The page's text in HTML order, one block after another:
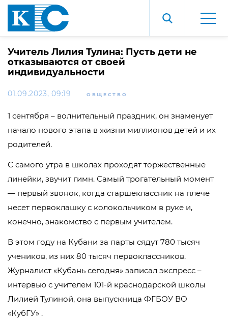
Учитель Лилия Тулина: Пусть дети не
отказываются от своей
индивидуальности
01.09.2023, 09:19 ОБЩЕСТВО
1 сентября – волнительный праздник, он знаменует
начало нового этапа в жизни миллионов детей и их
родителей.
С самого утра в школах проходят торжественные
линейки, звучит гимн. Самый трогательный момент
— первый звонок, когда старшеклассник на плече
несет первоклашку с колокольчиком в руке и,
конечно, знакомство с первым учителем.
В этом году на Кубани за парты сядут 780 тысяч
учеников, из них 80 тысяч первоклассников.
Журналист «Кубань сегодня» записал экспресс –
интервью с учителем 101-й краснодарской школы
Лилией Тулиной, она выпускница ФГБОУ ВО
«КубГУ» .